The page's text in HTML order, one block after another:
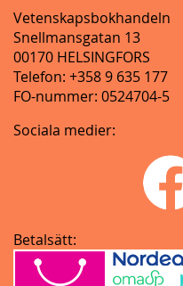
Vetenskapsbokhandeln
Snellmansgatan 13
00170 HELSINGFORS
Telefon: +358 9 635 177
FO-nummer: 0524704-5
Sociala medier:
Betalsätt: